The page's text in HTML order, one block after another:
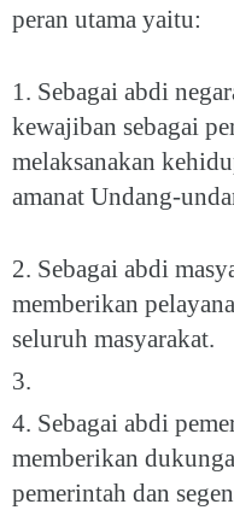
peran utama yaitu:
1. Sebagai abdi
kewajiban sebagai
melaksanakan
amanat Undang-
2. Sebagai abdi
memberikan
seluruh masyarakat.
3.
4. Sebagai abdi
memberikan
pemerintah dan